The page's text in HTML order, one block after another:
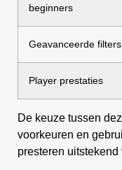
beginners
Geavanceerde filters
Player prestaties
De keuze tussen
voorkeuren en
presteren